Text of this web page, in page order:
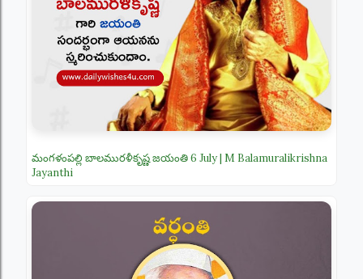
మంగళంపల్లి బాలమురళీకృష్ణ జయంతి 6 July | M Balamuralikrishna
Jayanthi